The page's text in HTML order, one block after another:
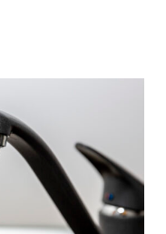
Câmpurile